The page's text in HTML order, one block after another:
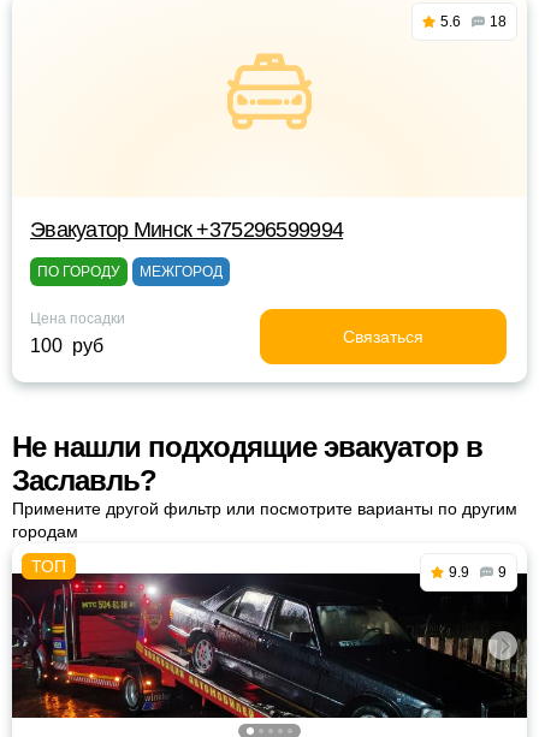
5.6 18
Эвакуатор Минск +375296599994
ПО ГОРОДУ МЕЖГОРОД
Цена посадки
100 руб Связаться
Не нашли подходящие эвакуатор в
Заславль?
Примените другой фильтр или посмотрите варианты по другим
городам
9.9 9